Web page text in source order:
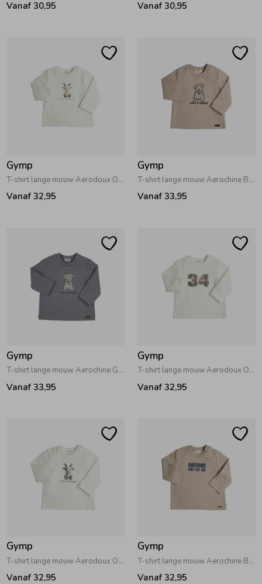
Vanaf 30,95 Vanaf 30,95
Gymp
T-shirt lange mouw Aerodoux Off White
Vanaf 32,95
Gymp
T-shirt lange mouw Aerochine Beige
Vanaf 33,95
Gymp
T-shirt lange mouw Aerochine Grey Melange
Vanaf 33,95
Gymp
T-shirt lange mouw Aerodoux Off White
Vanaf 32,95
Gymp
T-shirt lange mouw Aerodoux Off White
Vanaf 32,95
Gymp
T-shirt lange mouw Aerochine Beige
Vanaf 32,95